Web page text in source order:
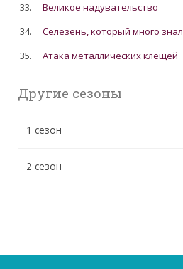
33.
Великое надувательство
34.
Cелезень, который много знал
35.
Атака металлических клещей
Другие сезоны
1 сезон
2 сезон